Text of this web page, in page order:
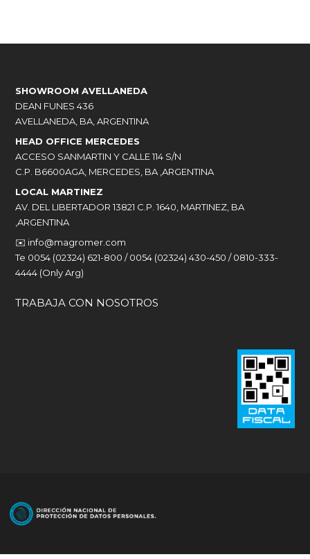
SHOWROOM AVELLANEDA
DEAN FUNES 436
AVELLANEDA, BA, ARGENTINA
HEAD OFFICE MERCEDES
ACCESO SANMARTIN Y CALLE 114 S/N
C.P. B6600AGA, MERCEDES, BA ,ARGENTINA
LOCAL MARTINEZ
AV. DEL LIBERTADOR 13821 C.P. 1640, MARTINEZ, BA
,ARGENTINA
✉️ info@magromer.com
Te 0054 (02324) 621-800 / 0054 (02324) 430-450 / 0810-333-
4444 (Only Arg)
TRABAJA CON NOSOTROS